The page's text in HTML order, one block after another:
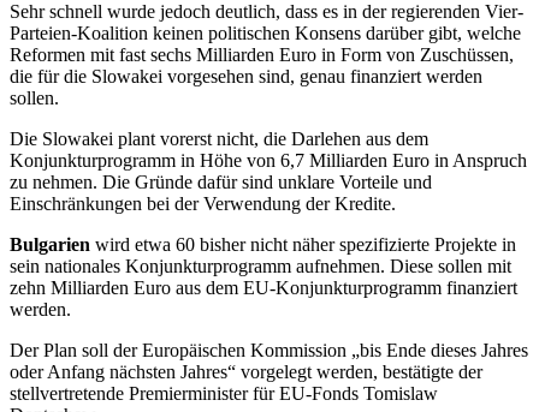
Sehr schnell wurde jedoch deutlich, dass es in der regierenden Vier-
Parteien-Koalition keinen politischen Konsens darüber gibt, welche
Reformen mit fast sechs Milliarden Euro in Form von Zuschüssen,
die für die Slowakei vorgesehen sind, genau finanziert werden
sollen.
Die Slowakei plant vorerst nicht, die Darlehen aus dem
Konjunkturprogramm in Höhe von 6,7 Milliarden Euro in Anspruch
zu nehmen. Die Gründe dafür sind unklare Vorteile und
Einschränkungen bei der Verwendung der Kredite.
Bulgarien wird etwa 60 bisher nicht näher spezifizierte Projekte in
sein nationales Konjunkturprogramm aufnehmen. Diese sollen mit
zehn Milliarden Euro aus dem EU-Konjunkturprogramm finanziert
werden.
Der Plan soll der Europäischen Kommission „bis Ende dieses Jahres
oder Anfang nächsten Jahres“ vorgelegt werden, bestätigte der
stellvertretende Premierminister für EU-Fonds Tomislaw